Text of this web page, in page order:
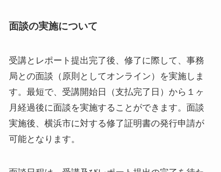
面談の実施について
受講とレポート提出完了後、修了に際して、事務
局との面談（原則としてオンライン）を実施しま
す。最短で、受講開始日（支払完了日）から１ヶ
月経過後に面談を実施することができます。面談
実施後、横浜市に対する修了証明書の発行申請が
可能となります。